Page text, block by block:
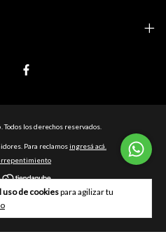
uso de cookiespara agilizar tu
los derechos reservados.
Para reclamosingresá acá.